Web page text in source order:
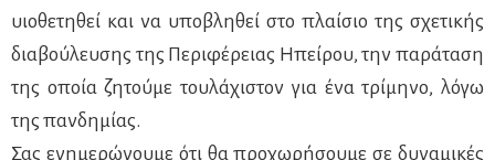
υιοθετηθεί και να υποβληθεί στο πλαίσιο της σχετικής
διαβούλευσης της Περιφέρειας Ηπείρου, την παράταση
της οποία ζητούμε τουλάχιστον για ένα τρίμηνο, λόγω
της πανδημίας.
Σας ενημερώνουμε ότι θα προχωρήσουμε σε δυναμικές